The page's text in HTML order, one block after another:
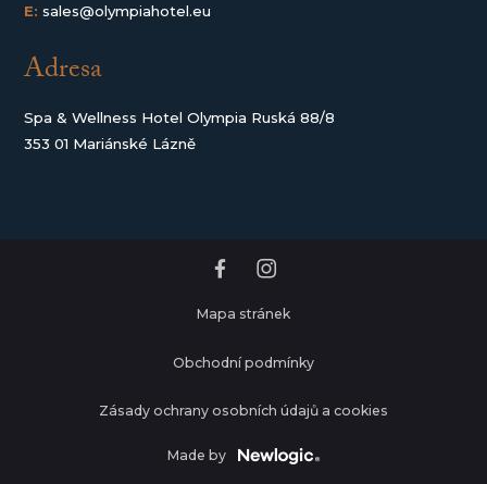
E: sales@olympiahotel.eu
Adresa
Spa & Wellness Hotel Olympia Ruská 88/8
353 01 Mariánské Lázně
Mapa stránek
Obchodní podmínky
Zásady ochrany osobních údajů a cookies
Made by